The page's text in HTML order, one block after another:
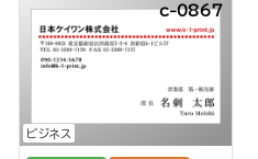
ビジネス
c-0867